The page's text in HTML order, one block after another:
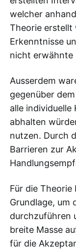
welcher
Theorie erstellt
Erkenntnisse
nicht erwähnte
Ausserdem
gegenüber
alle
abhalten
nutzen. Durch
Barrieren zur
Für die
Grundlage, um
durchzuführen
breite Masse
für die